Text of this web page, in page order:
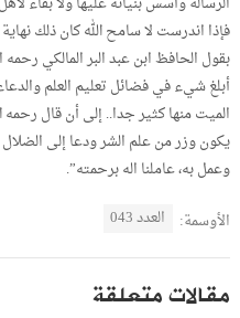
فإذا اندرست لا سامح الله كان ذلك
بقول الحافظ ابن عبد البر المالكي
أبلغ شيء في فضائل تعليم العلم
الميت منها كثير جدا.. إلى أن قال
يكون وزر من علم الشر ودعا إلى الضلال
وعمل به، عاملنا اله برحمته”.
الأوسمة: العدد 043
مقالات متعلقة